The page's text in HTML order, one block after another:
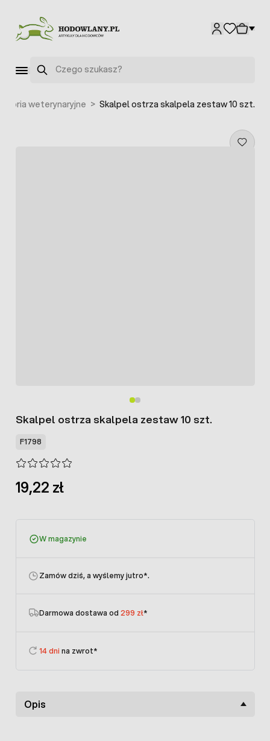
Szukaj
weterynaryjne > Skalpel ostrza skalpela zestaw 10 szt.
Skalpel ostrza skalpela zestaw 10 szt.
F1798
19,22 zł
W magazynie
Zamów dziś, a wyślemy jutro*.
Darmowa dostawa od 299 zł*
14 dni na zwrot*
Opis